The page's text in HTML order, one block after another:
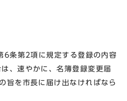
条第2項に規定する登録の内容
、速やかに、名簿登録変更届
旨を市長に届け出なければなら